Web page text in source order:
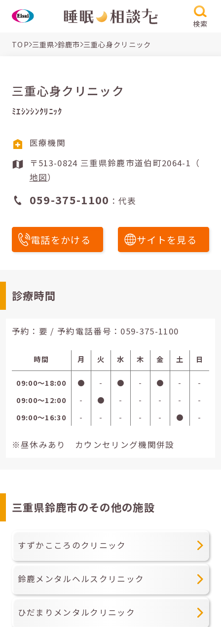
検索
TOP 三重県 鈴鹿市 三重心身クリニック
三重心身クリニック
ﾐｴｼﾝｼﾝｸﾘﾆｯｸ
医療機関
〒513-0824 三重県鈴鹿市道伯町2064-1（
地図）
059-375-1100 ：代表
電話をかける サイトを見る
診療時間
予約：要 / 予約電話番号： 059-375-1100
時間 月 火 水 木 金 土 日
09:00〜18:00 ● - ● - ● -
-
09:00〜12:00
- ● - - - -
-
09:00〜16:30
- - - - - ● -
※昼休みあり カウンセリング機関併設
三重県鈴鹿市のその他の施設
すずかこころのクリニック
鈴鹿メンタルヘルスクリニック
ひだまりメンタルクリニック